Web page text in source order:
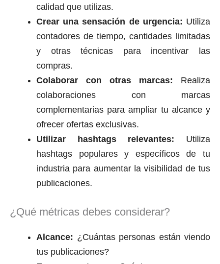
calidad que utilizas.
Crear una sensación de urgencia: Utiliza
contadores de tiempo, cantidades limitadas
y otras técnicas para incentivar las
compras.
Colaborar con otras marcas: Realiza
colaboraciones con marcas
complementarias para ampliar tu alcance y
ofrecer ofertas exclusivas.
Utilizar hashtags relevantes: Utiliza
hashtags populares y específicos de tu
industria para aumentar la visibilidad de tus
publicaciones.
¿Qué métricas debes considerar?
Alcance: ¿Cuántas personas están viendo
tus publicaciones?